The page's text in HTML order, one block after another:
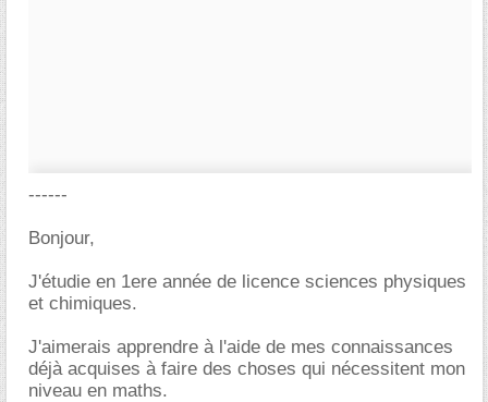
------
Bonjour,
J'étudie en 1ere année de licence sciences physiques
et chimiques.
J'aimerais apprendre à l'aide de mes connaissances
déjà acquises à faire des choses qui nécessitent mon
niveau en maths.